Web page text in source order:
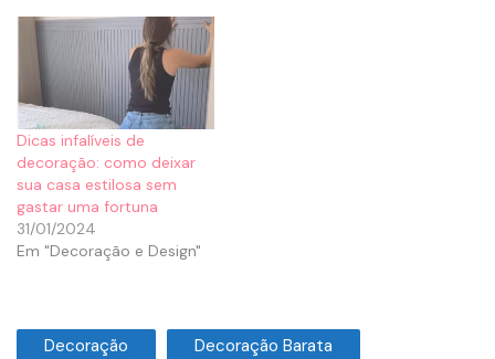
Dicas infalíveis de
decoração: como deixar
sua casa estilosa sem
gastar uma fortuna
31/01/2024
Em "Decoração e Design"
Decoração Decoração Barata